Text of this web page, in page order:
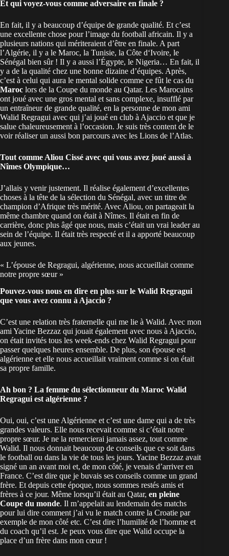
Et qui voyez-vous comme adversaire en finale ?
En fait, il y a beaucoup d’équipe de grande qualité. Et c’est
une excellente chose pour l’image du football africain. Il y a
plusieurs nations qui mériteraient d’être en finale. A part
l’Algérie, il y a le Maroc, la Tunisie, la Côte d‘Ivoire, le
Sénégal bien sûr ! Il y a aussi l’Égypte, le Nigeria… En fait, il
y a de la qualité chez une bonne dizaine d’équipes. Après,
c’est à celui qui aura le mental solide comme ce fût le cas du
Maroc lors de la Coupe du monde au Qatar. Les Marocains
ont joué avec une gros mental et sans complexe, insufflé par
un entraîneur de grande qualité, en la personne de mon ami
Walid Regragui avec qui j’ai joué en club à Ajaccio et que je
salue chaleureusement à l’occasion. Je suis très content de le
voir réaliser un aussi bon parcours avec les Lions de l’Atlas.
Tout comme Aliou Cissé avec qui vous avez joué aussi à
Nîmes Olympique…
J’allais y venir justement. Il réalise également d’excellentes
choses à la tête de la sélection du Sénégal, avec un titre de
champion d’Afrique très mérité. Avec Aliou, on partageait la
même chambre quand on était à Nîmes. Il était en fin de
carrière, donc plus âgé que nous, mais c’était un vrai leader au
sein de l’équipe. Il était très respecté et il a apporté beaucoup
aux jeunes.
« L’épouse de Regragui, algérienne, nous accueillait comme
notre propre sœur »
Pouvez-vous nous en dire en plus sur le Walid Regragui
que vous avez connu à Ajaccio ?
C’est une relation très fraternelle qui me lie à Walid. Avec mon
ami Yacine Bezzaz qui jouait également avec nous à Ajaccio,
on était invités tous les week-ends chez Walid Regragui pour
passer quelques heures ensemble. De plus, son épouse est
algérienne et elle nous accueillait vraiment comme si on était
sa propre famille.
Ah bon ? La femme du sélectionneur du Maroc Walid
Regragui est algérienne ?
Oui, oui, c’est une Algérienne et c’est une dame qui a de très
grandes valeurs. Elle nous recevait comme si c’était notre
propre sœur. Je ne la remercierai jamais assez, tout comme
Walid. Il nous donnait beaucoup de conseils que ce soit dans
le football ou dans la vie de tous les jours. Yacine Bezzaz avait
signé un an avant moi et, de mon côté, je venais d’arriver en
France. C’est dire que je buvais ses conseils comme un grand
frère. Et depuis cette époque, nous sommes restés amis et
frères à ce jour. Même lorsqu’il était au Qatar, en pleine
Coupe du monde. Il m’appelait au lendemain des matchs
pour lui dire comment j’ai vu le match contre la Croatie par
exemple de mon côté etc. C’est dire l’humilité de l’homme et
du coach qu’il est. Je peux vous dire que Walid occupe la
place d’un frère dans mon cœur !